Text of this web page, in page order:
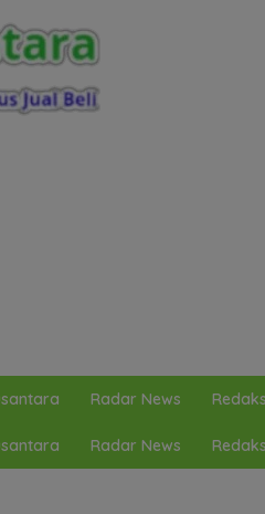
Radar News
Radar News